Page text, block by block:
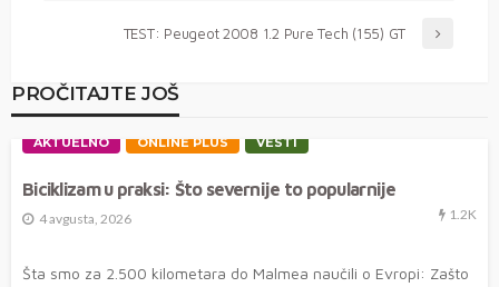
TEST: Peugeot 2008 1.2 Pure Tech (155) GT
PROČITAJTE JOŠ
AKTUELNO ONLINE PLUS VESTI
Biciklizam u praksi: Što severnije to popularnije
4 avgusta, 2026 1.2K
Šta smo za 2.500 kilometara do Malmea naučili o Evropi: Zašto